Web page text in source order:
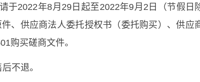
于2022年8月29日起至2022年9月2日（节假
、供应商法人委托授权书（委托购买）、供
购买磋商文件。
不退。